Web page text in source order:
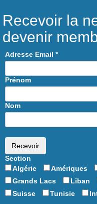
Recevoir la
devenir
Adresse Email *
Prénom
Nom
Section
Algérie
Amériques
Grands Lacs
Liban
Suisse
Tunisie